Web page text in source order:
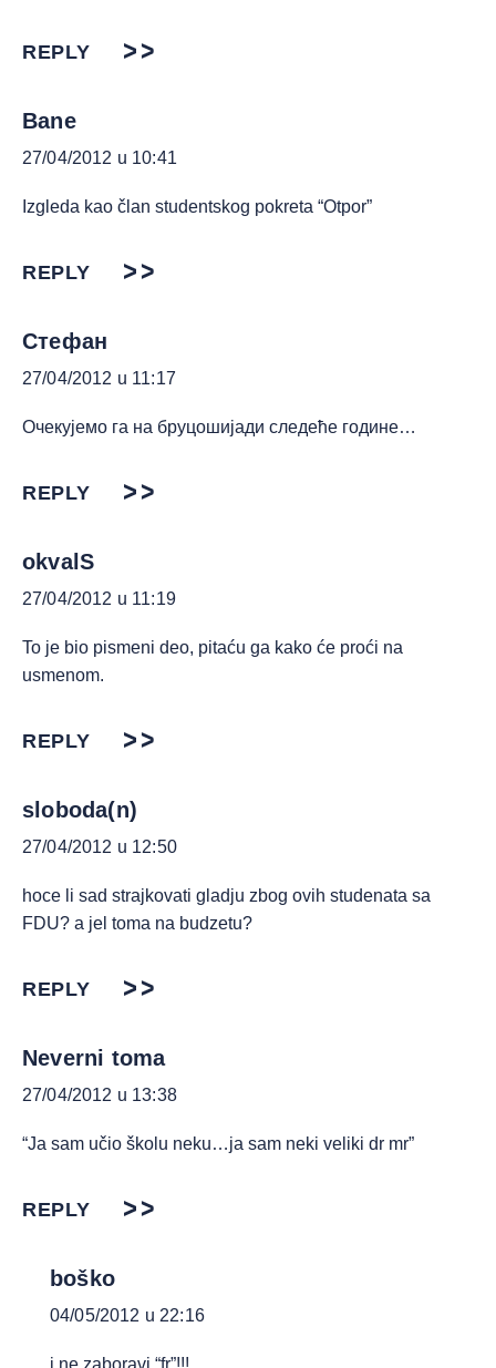
REPLY
Bane
27/04/2012 u 10:41
Izgleda kao član studentskog pokreta “Otpor”
REPLY
Стефан
27/04/2012 u 11:17
Очекујемо га на бруцошијади следеће године…
REPLY
okvalS
27/04/2012 u 11:19
To je bio pismeni deo, pitaću ga kako će proći na
usmenom.
REPLY
sloboda(n)
27/04/2012 u 12:50
hoce li sad strajkovati gladju zbog ovih studenata sa
FDU? a jel toma na budzetu?
REPLY
Neverni toma
27/04/2012 u 13:38
“Ja sam učio školu neku…ja sam neki veliki dr mr”
REPLY
boško
04/05/2012 u 22:16
i ne zaboravi “fr”!!!